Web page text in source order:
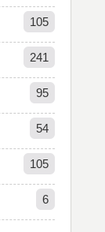
105
241
95
54
105
6